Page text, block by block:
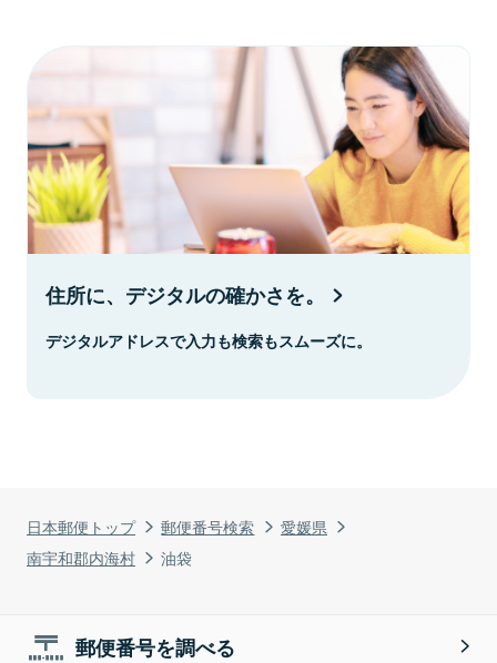
日本郵便トップ 郵便番号検索
愛媛県
南宇和郡内海村
油袋
住所に、デジタルの確かさを。
デジタルアドレスで入力も検索もスムーズに。
郵便番号を調べる